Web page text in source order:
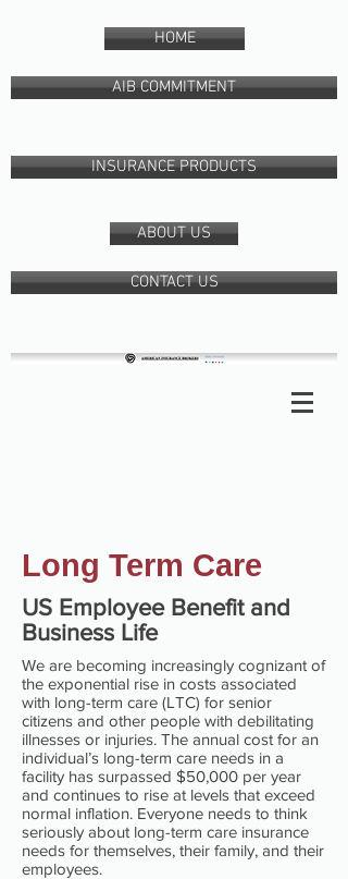
HOME
AIB COMMITMENT
INSURANCE PRODUCTS
ABOUT US
CONTACT US
Long Term Care
We are becoming increasingly cognizant of
the exponential rise in costs associated
with long-term care (LTC) for senior
citizens and other people with debilitating
illnesses or injuries. The annual cost for an
individual’s long-term care needs in a
facility has surpassed $50,000 per year
and continues to rise at levels that exceed
normal inflation. Everyone needs to think
seriously about long-term care insurance
needs for themselves, their family, and their
employees.
US Employee Benefit and
Business Life